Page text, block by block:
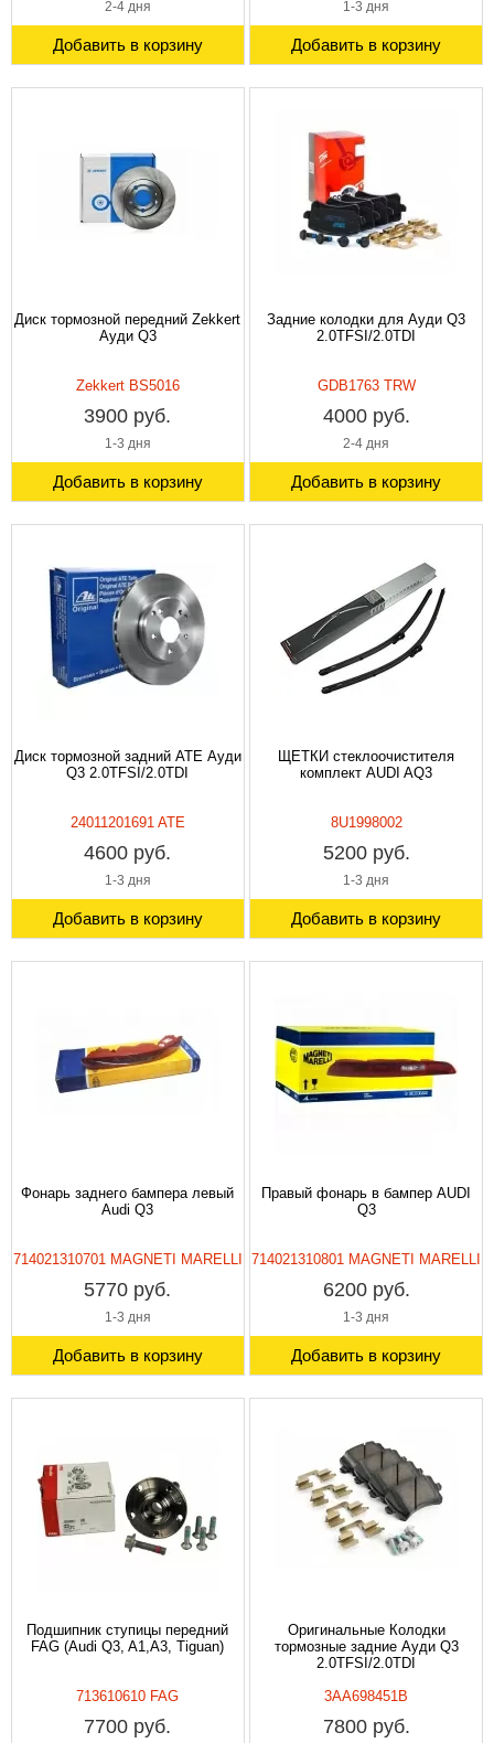
2-4 дня
Добавить в корзину
1-3 дня
Добавить в корзину
Диск тормозной передний Zekkert
Ауди Q3
Zekkert BS5016
3900 руб.
1-3 дня
Добавить в корзину
Задние колодки для Ауди Q3
2.0TFSI/2.0TDI
GDB1763 TRW
4000 руб.
2-4 дня
Добавить в корзину
Диск тормозной задний ATE Ауди
Q3 2.0TFSI/2.0TDI
24011201691 ATE
4600 руб.
1-3 дня
Добавить в корзину
ЩЕТКИ стеклоочистителя
комплект AUDI AQ3
8U1998002
5200 руб.
1-3 дня
Добавить в корзину
Фонарь заднего бампера левый
Audi Q3
714021310701 MAGNETI MARELLI
5770 руб.
1-3 дня
Добавить в корзину
Правый фонарь в бампер AUDI
Q3
714021310801 MAGNETI MARELLI
6200 руб.
1-3 дня
Добавить в корзину
Подшипник ступицы передний
FAG (Audi Q3, A1,A3, Tiguan)
713610610 FAG
7700 руб.
Оригинальные Колодки
тормозные задние Ауди Q3
2.0TFSI/2.0TDI
3AA698451B
7800 руб.